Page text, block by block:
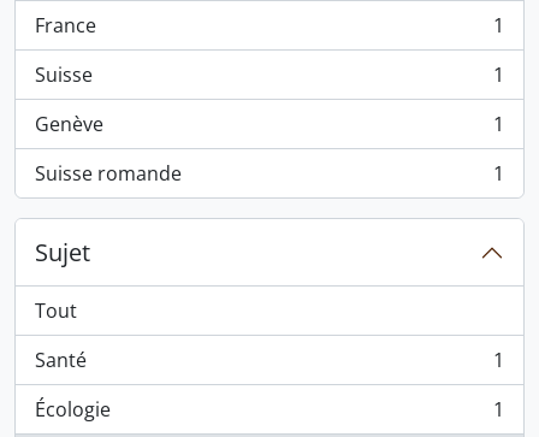
France
, 1 résultats
1
Suisse
, 1 résultats
1
Genève
, 1 résultats
1
Suisse romande
, 1 résultats 1
Sujet
Tout
Santé
, 1 résultats
1
Écologie
, 1 résultats
1